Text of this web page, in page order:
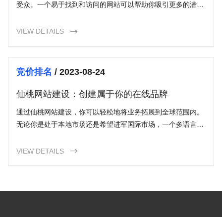
受众。一个易于找到和访问的网站可以帮助你吸引更多的潜在
VIEW DETAILS

竞价排名/ 2023-08-24
仙桃网站建设：创建属于你的在线品牌
通过仙桃网站建设，你可以轻松地将业务拓展到全球范围内。
无论你是处于本地市场还是希望进军国际市场，一个多语言和
场份额。
VIEW DETAILS 